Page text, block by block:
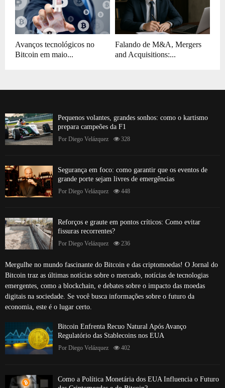
Avanços tecnológicos no
Bitcoin em maio...
Falando de M&A, Mergers
and Acquisitions:...
Pequenos volantes, grandes sonhos: como o kartismo
prepara campeões da F1
Por Diego Velázquez 328
Segurança em foco: como garantir que os eventos de
grande porte sejam livres de emergências
Por Diego Velázquez 448
Reforços e graute em pontos críticos: Como evitar
fissuras recorrentes?
Por Diego Velázquez 236
Mergulhe no mundo fascinante do Bitcoin e das criptomoedas! O Jornal do
Bitcoin traz as últimas notícias sobre o mercado, notícias de tecnologias
emergentes, como a blockchain, e debates sobre o impacto das moedas
digitais na sociedade. Se você busca informações sobre o futuro da
economia, este é o lugar certo.
Bitcoin Enfrenta Recuo Natural Após Avanço
Regulatório das Stablecoins nos EUA
Por Diego Velázquez 402
Como a Política Monetária dos EUA Influencia o Futuro